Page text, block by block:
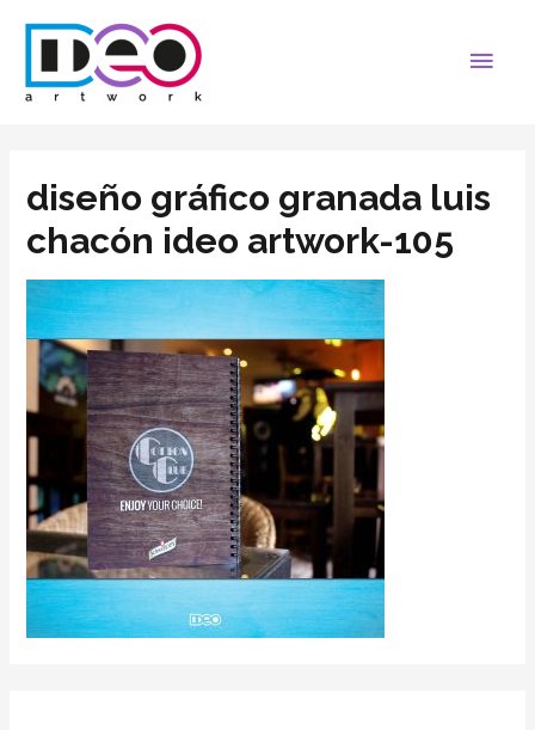
diseño gráfico granada luis
chacón ideo artwork-105